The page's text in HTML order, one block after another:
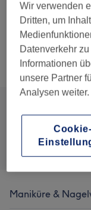
1 Std.Details
Alle Services
Alle
Maniküre &
Wir verwenden
Dritten, um
Datenverkehr
Informationen
unsere Partner
Analysen weiter.
Cookie-